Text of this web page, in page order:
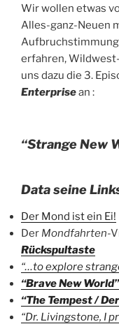
Wir wollen etwas
Alles-ganz-Neuen
erfahren,
uns dazu die 3.
Enterprisean :
“Strange New
Data seine
Der Mond ist ein Ei!
Der Mondfahrten-
Rückspultaste
“…to explore
“Brave New World”
“The Tempest /
“Dr. Livingstone, I